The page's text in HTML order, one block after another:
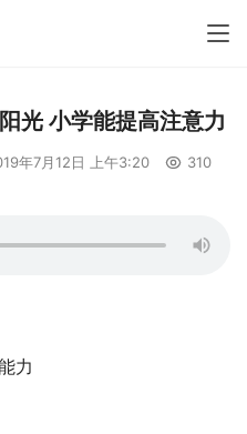
光 小学能提高注意力
年7月12日 上午3:20 310
力